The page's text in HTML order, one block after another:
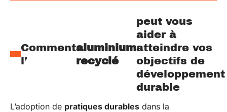
Comment
l’
aluminium
recyclé
peut vous
aider à
atteindre vos
objectifs de
développement
durable
L’adoption de pratiques durables dans la